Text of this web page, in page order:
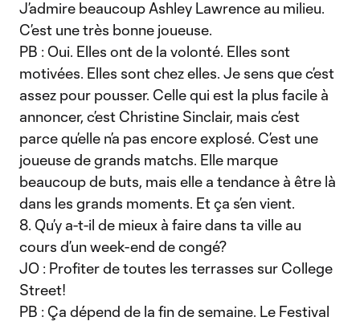
J’admire beaucoup Ashley Lawrence au milieu.
C’est une très bonne joueuse.
PB : Oui. Elles ont de la volonté. Elles sont
motivées. Elles sont chez elles. Je sens que c’est
assez pour pousser. Celle qui est la plus facile à
annoncer, c’est Christine Sinclair, mais c’est
parce qu’elle n’a pas encore explosé. C’est une
joueuse de grands matchs. Elle marque
beaucoup de buts, mais elle a tendance à être là
dans les grands moments. Et ça s’en vient.
8. Qu’y a-t-il de mieux à faire dans ta ville au
cours d’un week-end de congé?
JO : Profiter de toutes les terrasses sur College
Street!
PB : Ça dépend de la fin de semaine. Le Festival